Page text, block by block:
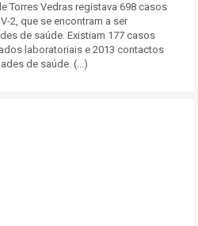
Torres Vedras registava 698 casos
2, que se encontram a ser
de saúde. Existiam 177 casos
laboratoriais e 2013 contactos
de saúde. (...)